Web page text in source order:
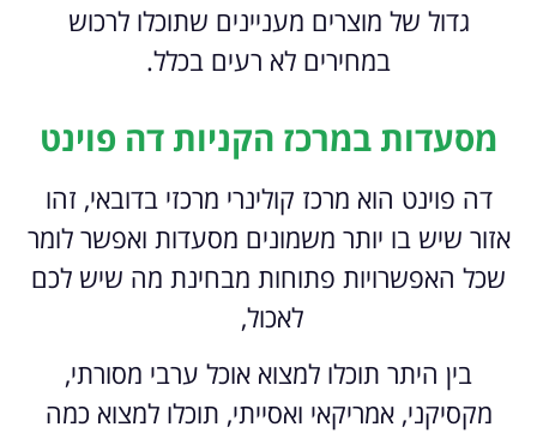
גדול של מוצרים מעניינים שתוכלו לרכוש
במחירים לא רעים בכלל.
מסעדות במרכז הקניות דה פוינט
דה פוינט הוא מרכז קולינרי מרכזי בדובאי, זהו
אזור שיש בו יותר משמונים מסעדות ואפשר לומר
שכל האפשרויות פתוחות מבחינת מה שיש לכם
לאכול,
בין היתר תוכלו למצוא אוכל ערבי מסורתי,
מקסיקני, אמריקאי ואסייתי, תוכלו למצוא כמה